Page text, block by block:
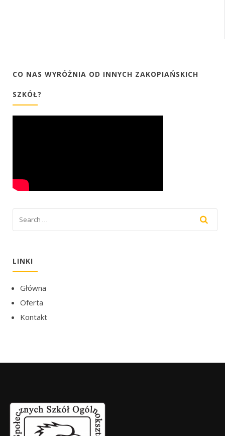
CO NAS WYRÓŻNIA OD INNYCH ZAKOPIAŃSKICH
SZKÓŁ?
LINKI
Główna
Oferta
Kontakt